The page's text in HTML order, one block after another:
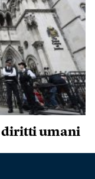
diritti umani